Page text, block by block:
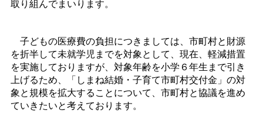
取り組んでまいります。
子どもの医療費の負担につきましては、市町村と財源
を折半して未就学児までを対象として、現在、軽減措置
を実施しておりますが、対象年齢を小学６年生まで引き
上げるため、「しまね結婚・子育て市町村交付金」の対
象と規模を拡大することについて、市町村と協議を進め
ていきたいと考えております。